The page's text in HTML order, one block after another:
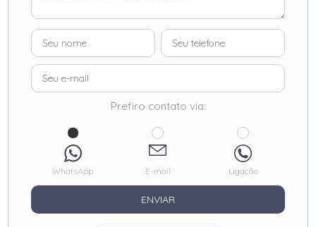
Prefiro contato via:
WhatsApp E-mail Ligação
ENVIAR